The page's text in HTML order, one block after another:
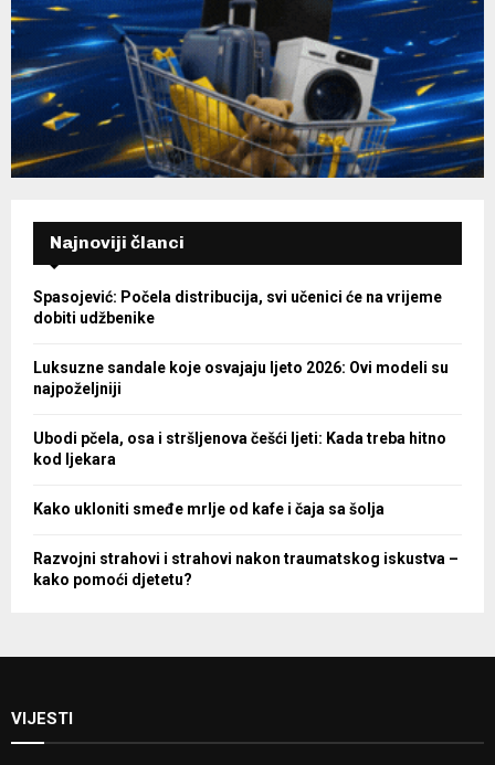
Najnoviji članci
Spasojević: Počela distribucija, svi učenici će na vrijeme
dobiti udžbenike
Luksuzne sandale koje osvajaju ljeto 2026: Ovi modeli su
najpoželjniji
Ubodi pčela, osa i stršljenova češći ljeti: Kada treba hitno
kod ljekara
Kako ukloniti smeđe mrlje od kafe i čaja sa šolja
Razvojni strahovi i strahovi nakon traumatskog iskustva –
kako pomoći djetetu?
VIJESTI